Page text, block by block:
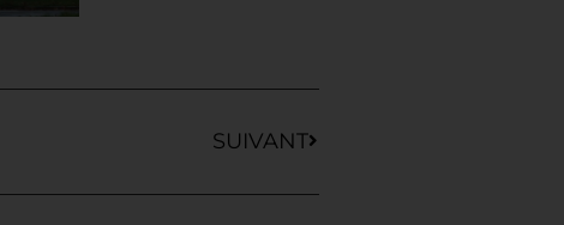
SUIVANT